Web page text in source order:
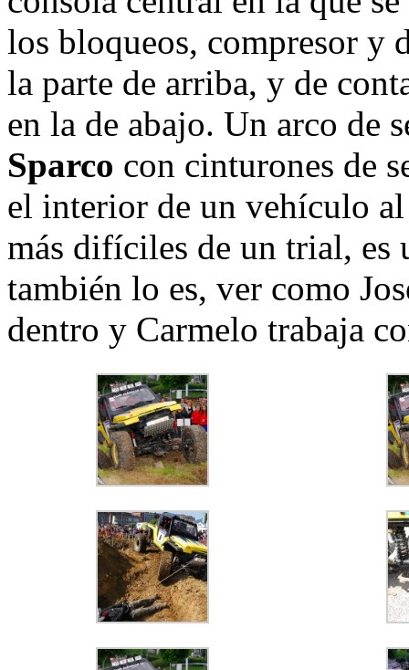
los bloqueos, compresor y
la parte de arriba, y de
en la de abajo. Un arco de
Sparco con cinturones de
el interior de un vehículo
más difíciles de un trial, es
también lo es, ver como
dentro y Carmelo trabaja